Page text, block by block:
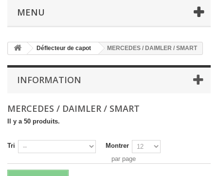
MENU
Déflecteur de capot MERCEDES / DAIMLER / SMART
INFORMATION
MERCEDES / DAIMLER / SMART
Il y a 50 produits.
Tri
Montrer
par page